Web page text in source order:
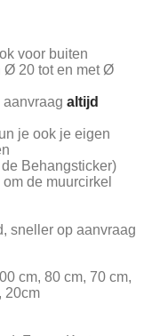
voor buiten
Ø 20 tot en metØ
aanvraag altijd
je ook je eigen
Behangsticker)
de muurcirkel
sneller op aanvraag
cm, 80 cm, 70 cm,
20cm